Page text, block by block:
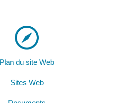
Plan du site Web
Sites Web